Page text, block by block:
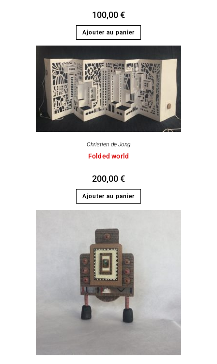
100,00€
Ajouter au panier
Christien de Jong
Folded world
200,00€
Ajouter au panier